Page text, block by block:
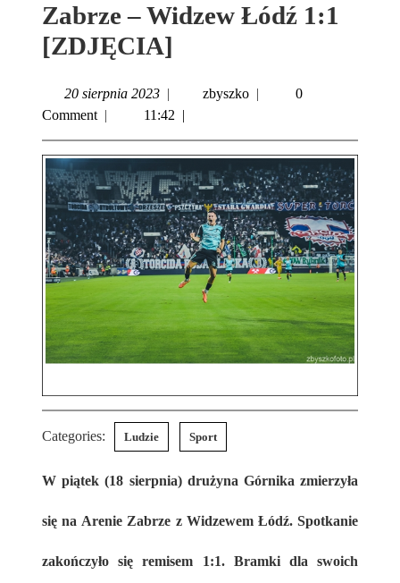
Zabrze – Widzew Łódź 1:1
[ZDJĘCIA]
20 sierpnia 2023 | zbyszko |
0
Comment | 11:42 |
Categories: Ludzie Sport
W piątek (18 sierpnia) drużyna Górnika zmierzyła
się na Arenie Zabrze z Widzewem Łódź. Spotkanie
zakończyło się remisem 1:1. Bramki dla swoich